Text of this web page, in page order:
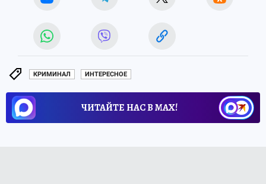
КРИМИНАЛ ИНТЕРЕСНОЕ
ЧИТАЙТЕ НАС В МАХ!